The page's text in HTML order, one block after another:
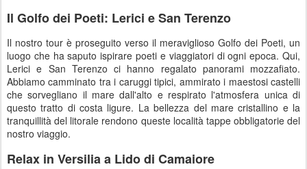
Il Golfo dei Poeti: Lerici e San Terenzo
Il nostro tour è proseguito verso il meraviglioso Golfo dei Poeti, un
luogo che ha saputo ispirare poeti e viaggiatori di ogni epoca. Qui,
Lerici e San Terenzo ci hanno regalato panorami mozzafiato.
Abbiamo camminato tra i caruggi tipici, ammirato i maestosi castelli
che sorvegliano il mare dall'alto e respirato l'atmosfera unica di
questo tratto di costa ligure. La bellezza del mare cristallino e la
tranquillità del litorale rendono queste località tappe obbligatorie del
nostro viaggio.
Relax in Versilia a Lido di Camaiore